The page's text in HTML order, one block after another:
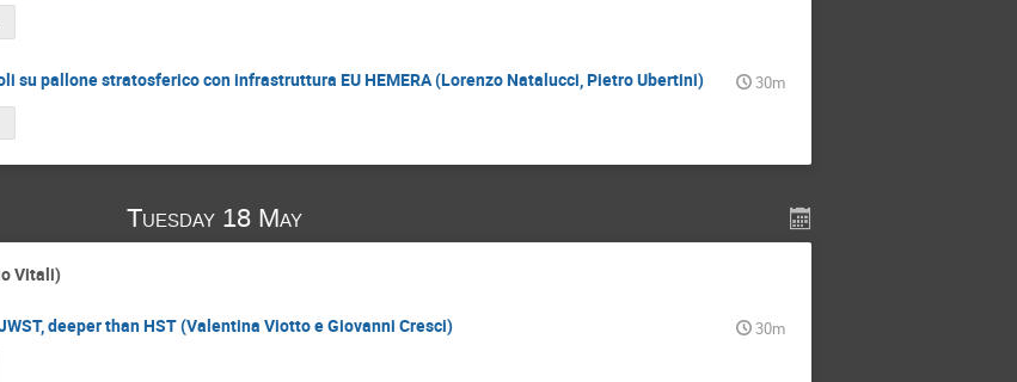
su pallone stratosferico con infrastruttura EU HEMERA (Lorenzo Natalucci, Pietro Ubertini)
30m
Tuesday 18 May
Vitali)
deeper than HST (Valentina Viotto e Giovanni Cresci)
30m